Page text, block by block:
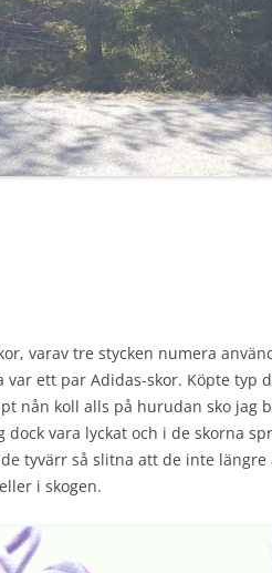
varav tre stycken numera
ett par Adidas-skor. Köpte typ
nån koll alls på hurudan sko jag
dock vara lyckat och i de skorna
tyvärr så slitna att de inte
i skogen.